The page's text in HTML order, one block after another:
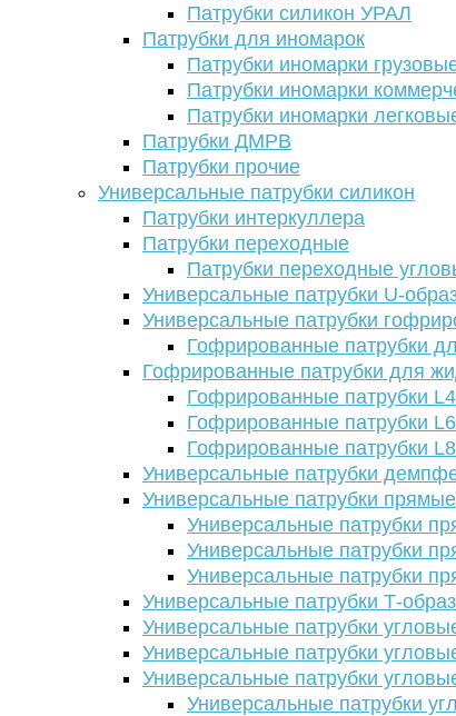
Патрубки силикон УРАЛ
Патрубки для иномарок
Патрубки иномарки
Патрубки иномарки
Патрубки иномарки
Патрубки ДМРВ
Патрубки прочие
Универсальные патрубки силикон
Патрубки интеркуллера
Патрубки переходные
Патрубки переходные
Универсальные патрубки U-
Универсальные патрубки
Гофрированные патрубки
Гофрированные патрубки для
Гофрированные патрубки
Гофрированные патрубки
Гофрированные патрубки
Универсальные патрубки
Универсальные патрубки прямые
Универсальные патрубки
Универсальные патрубки
Универсальные патрубки
Универсальные патрубки Т-
Универсальные патрубки
Универсальные патрубки
Универсальные патрубки
Универсальные патрубки